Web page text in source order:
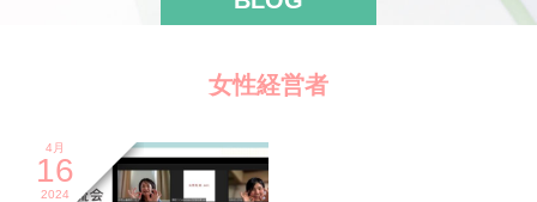
女性経営者
4月
16
2024